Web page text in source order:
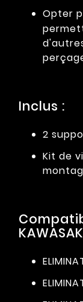
Opter
Inclus :
2
Kit de